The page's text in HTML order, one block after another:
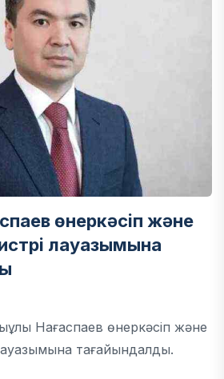
өнеркәсіп және
лауазымына
Нағаспаев өнеркәсіп және
тағайындалды.